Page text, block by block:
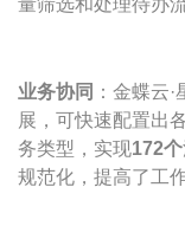
量筛选和处理待办流
业务协同 ：金蝶云
展，可快速配置出
务类型，实现172个
规范化，提高了工